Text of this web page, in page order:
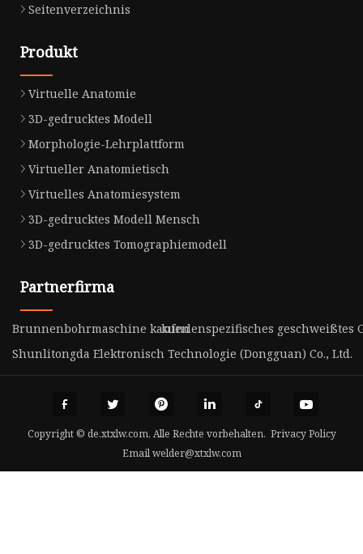
Seitenverzeichnis
Produkt
Virtuelle Anatomie
3D-gedrucktes Modell
Morphologie-Lehrplattform
Virtueller Anatomietisch
Virtuelles Anatomiesystem
3D-gedrucktes Modell Mensch
3D-gedrucktes Tomographiemodell
Partnerfirma
Brunnenbohrmaschine kaufenkundenspezifisches geschweißtes
Shunlitongda Elektronisch Technologie (Dongguan) Co., Ltd.
Copyright © de.xtxlw.com, Alle Rechte vorbehalten. Privacy Policy
Emailwelder@xtxlw.com